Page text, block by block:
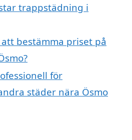
trappstädning i
bestämma priset på
för
städer nära Ösmo